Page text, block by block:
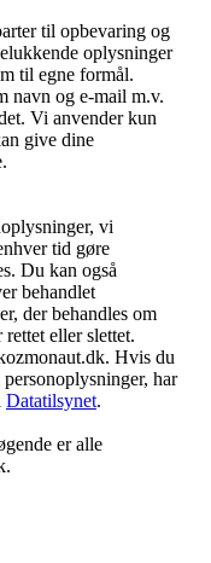
til opbevaring og
oplysninger
til egne formål.
navn og e-mail m.v.
Vi anvender kun
give dine
vi
tid gøre
Du kan også
behandlet
der behandles om
eller slettet.
Hvis du
har
Datatilsynet.
er alle